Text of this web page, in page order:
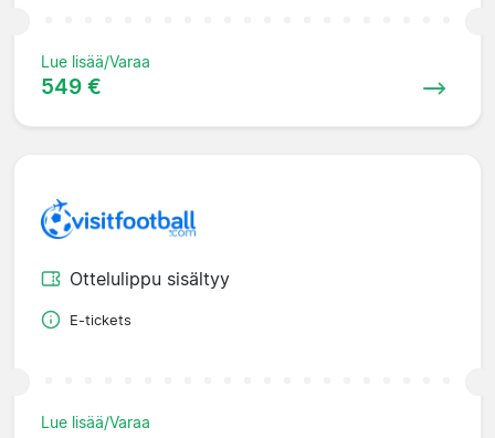
Lue lisää/Varaa
549 €
Ottelulippu sisältyy
E-tickets
Lue lisää/Varaa